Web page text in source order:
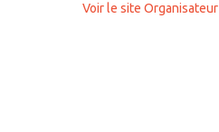
Voir le site Organisateur